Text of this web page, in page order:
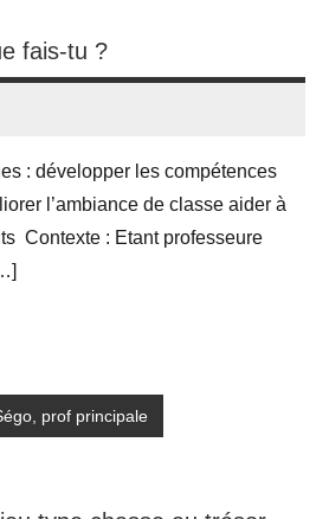
fais-tu ?
: développer les compétences
l’ambiance de classe aider à
Contexte : Etant professeure
prof principale